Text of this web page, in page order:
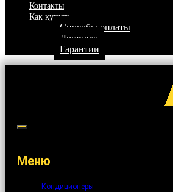
Контакты
Как купить
Способы оплаты
Доставка
Гарантии
Меню
Кондиционеры